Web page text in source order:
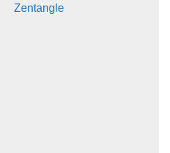
Zentangle